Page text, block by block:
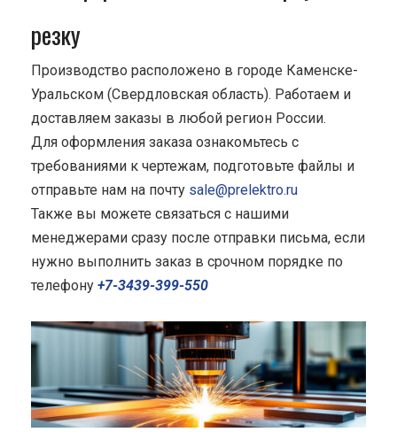
резку
Производство расположено в городе Каменске-
Уральском (Свердловская область). Работаем и
доставляем заказы в любой регион России.
Для оформления заказа ознакомьтесь с
требованиями к чертежам, подготовьте файлы и
отправьте нам на почту sale@prelektro.ru
Также вы можете связаться с нашими
менеджерами сразу после отправки письма, если
нужно выполнить заказ в срочном порядке по
телефону +7-3439-399-550